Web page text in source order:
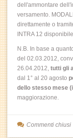
dell'ammontare
versamento.
direttamente o
INTRA 12
N.B. In base a
del 02.03.2012,
26.04.2012, tutti gli
dal 1° al 20 agosto
dello stesso mese
maggiorazione.
Commenti chiusi